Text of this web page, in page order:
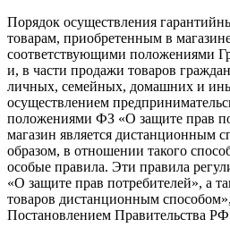
Порядок осуществления
товарам, приобретенным в
соответствующими положениями
и, в части продажи товаров
личных, семейных, домашних и
осуществлением
положениями ФЗ «О защите прав
магазин является дистанционным
образом, в отношении такого
особые правила. Эти правила
«О защите прав потребителей», а
товаров дистанционным
Постановлением Правительства